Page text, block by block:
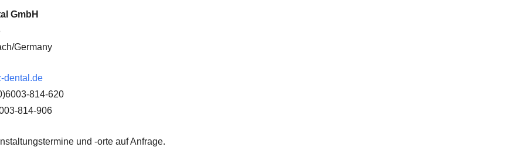
GmbH
Germany
dental.de
814-620
814-906
und -orte auf Anfrage.